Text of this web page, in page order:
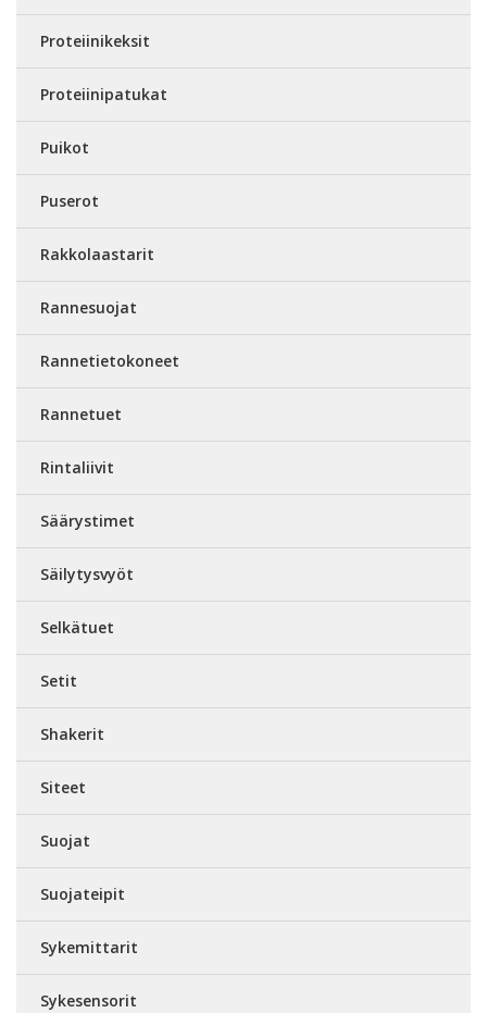
Proteiinikeksit
Proteiinipatukat
Puikot
Puserot
Rakkolaastarit
Rannesuojat
Rannetietokoneet
Rannetuet
Rintaliivit
Säärystimet
Säilytysvyöt
Selkätuet
Setit
Shakerit
Siteet
Suojat
Suojateipit
Sykemittarit
Sykesensorit